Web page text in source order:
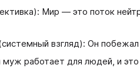
Мир — это поток
взгляд): Он
муж работает для людей, и